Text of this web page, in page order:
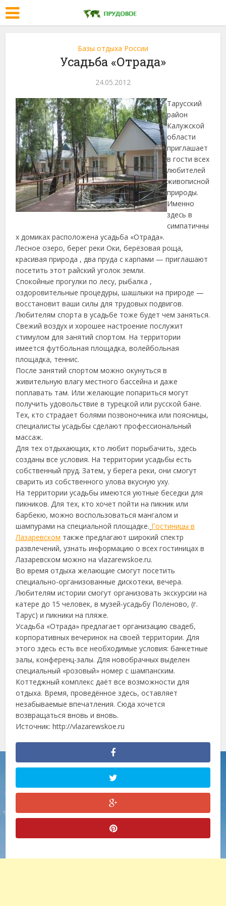
Базы отдыха России
Усадьба «Отрада»
24.05.2012
Тарусский
район
Калужской
области
приглашает
в гости всех
любителей
живописной
природы.
Именно
здесь в
симпатичны
х домиках расположена усадьба «Отрада».
Лесное озеро, берег реки Оки, берёзовая роща,
красивая природа , два пруда с карпами — приглашают
посетить этот райский уголок земли.
Спокойные прогулки по лесу, рыбалка ,
оздоровительные процедуры, шашлыки на природе —
восстановит ваши силы для трудовых подвигов.
Любителям спорта в усадьбе тоже будет чем заняться.
Свежий воздух и хорошее настроение послужит
стимулом для занятий спортом. На территории
имеется футбольная площадка, волейбольная
площадка, теннис.
После занятий спортом можно окунуться в
живительную влагу местного бассейна и даже
поплавать там. Или желающие попариться могут
получить удовольствие в турецкой или русской бане.
Тех, кто страдает болями позвоночника или поясницы,
специалисты усадьбы сделают профессиональный
массаж.
Для тех отдыхающих, кто любит порыбачить, здесь
созданы все условия. На территории усадьбы есть
собственный пруд. Затем, у берега реки, они смогут
сварить из собственного улова вкусную уху.
На территории усадьбы имеются уютные беседки для
пикников. Для тех, кто хочет пойти на пикник или
барбекю, можно воспользоваться мангалом и
шампурами на специальной площадке. Гостиницы в
Лазаревском также предлагают широкий спектр
развлечений, узнать информацию о всех гостиницах в
Лазаревском можно на vlazarewskoe.ru.
Во время отдыха желающие смогут посетить
специально-организованные дискотеки, вечера.
Любителям истории смогут организовать экскурсии на
катере до 15 человек, в музей-усадьбу Поленово, (г.
Тарус) и пикники на пляже.
Усадьба «Отрада» предлагает организацию свадеб,
корпоративных вечеринок на своей территории. Для
этого здесь есть все необходимые условия: банкетные
залы, конференц-залы. Для новобрачных выделен
специальный «розовый» номер с шампанским.
Коттеджный комплекс даёт все возможности для
отдыха. Время, проведённое здесь, оставляет
незабываемые впечатления. Сюда хочется
возвращаться вновь и вновь.
Источник: http://vlazarewskoe.ru